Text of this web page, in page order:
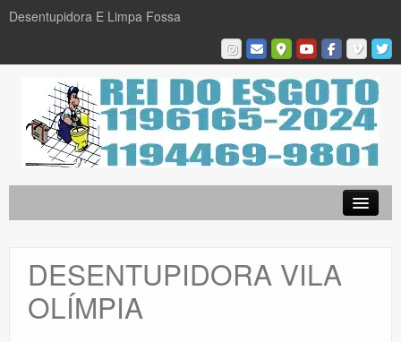
Desentupidora E Limpa Fossa
Limpa Fossa
Caça Vazamentos
DESENTUPIDORA VILA
OLÍMPIA